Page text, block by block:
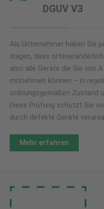
DGUV V3
Als Unternehmer haben Sie
tragen, dass
also alle Geräte die Sie von
mitnehmen können – in
ordnungsgemäßen Zustand
Diese Prüfung schützt Sie
durch defekte Geräte
Mehr erfahren